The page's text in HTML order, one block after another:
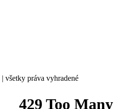
všetky práva vyhradené